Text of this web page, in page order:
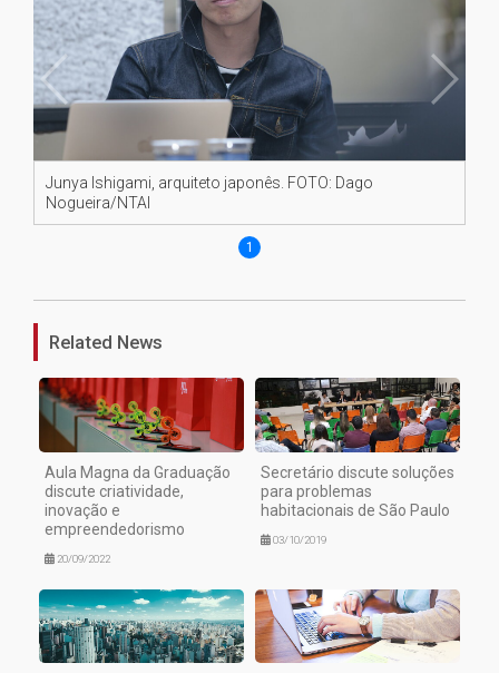
Junya Ishigami, arquiteto japonês. FOTO: Dago
Nogueira/NTAI
1
Related News
Aula Magna da Graduação
discute criatividade,
inovação e
empreendedorismo
20/09/2022
Secretário discute soluções
para problemas
habitacionais de São Paulo
03/10/2019